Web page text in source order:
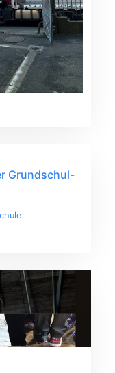
Grundschul-